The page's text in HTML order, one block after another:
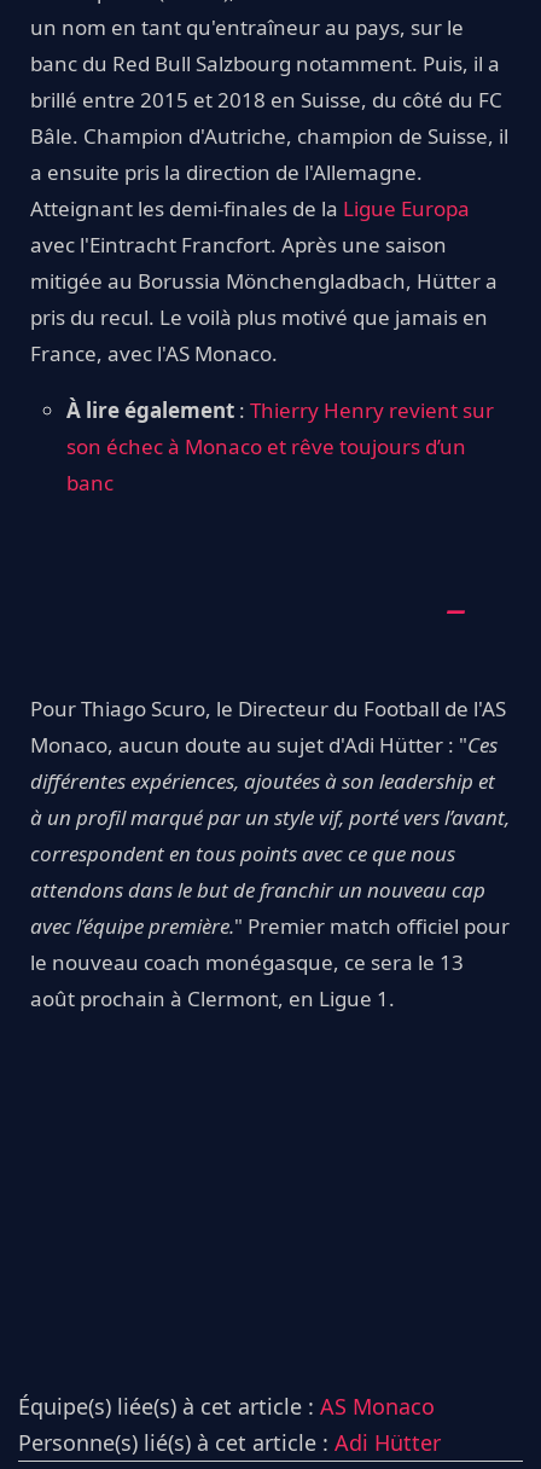
un nom en tant qu'entraîneur au pays, sur le
banc du Red Bull Salzbourg notamment. Puis, il a
brillé entre 2015 et 2018 en Suisse, du côté du FC
Bâle. Champion d'Autriche, champion de Suisse, il
a ensuite pris la direction de l'Allemagne.
Atteignant les demi-finales de la Ligue Europa
avec l'Eintracht Francfort. Après une saison
mitigée au Borussia Mönchengladbach, Hütter a
pris du recul. Le voilà plus motivé que jamais en
France, avec l'AS Monaco.
À lire également : Thierry Henry revient sur
son échec à Monaco et rêve toujours d’un
banc
Pour Thiago Scuro, le Directeur du Football de l'AS
Monaco, aucun doute au sujet d'Adi Hütter : "Ces
différentes expériences, ajoutées à son leadership et
à un profil marqué par un style vif, porté vers l’avant,
correspondent en tous points avec ce que nous
attendons dans le but de franchir un nouveau cap
avec l’équipe première." Premier match officiel pour
le nouveau coach monégasque, ce sera le 13
août prochain à Clermont, en Ligue 1.
Équipe(s) liée(s) à cet article : AS Monaco
Personne(s) lié(s) à cet article : Adi Hütter